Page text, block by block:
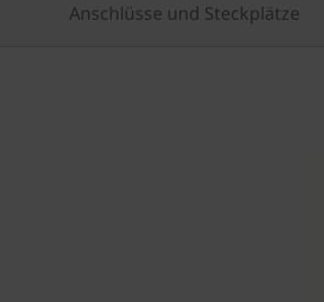
Anschlüsse und Steckplätze